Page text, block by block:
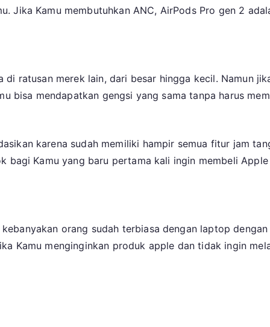
Jika Kamu membutuhkan ANC, AirPods Pro gen 2
ratusan merek lain, dari besar hingga kecil. Namun
bisa mendapatkan gengsi yang sama tanpa harus
karena sudah memiliki hampir semua fitur jam
bagi Kamu yang baru pertama kali ingin membeli Apple
orang sudah terbiasa dengan laptop
Kamu menginginkan produk apple dan tidak ingin